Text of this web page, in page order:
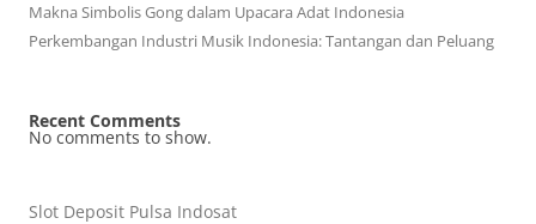
Makna Simbolis Gong dalam Upacara Adat Indonesia
Perkembangan Industri Musik Indonesia: Tantangan dan Peluang
Recent Comments
No comments to show.
Slot Deposit Pulsa Indosat